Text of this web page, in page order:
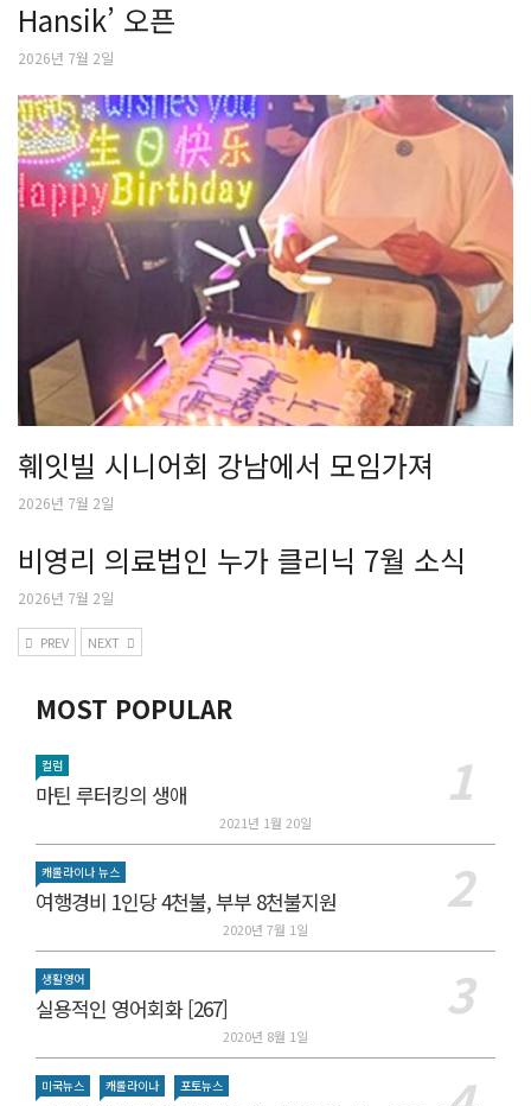
Hansik’ 오픈
2026년 7월 2일
훼잇빌 시니어회 강남에서 모임가져
2026년 7월 2일
비영리 의료법인 누가 클리닉 7월 소식
2026년 7월 2일
PREV NEXT
MOST POPULAR
컬럼
마틴 루터킹의 생애
2021년 1월 20일
캐롤라이나 뉴스
여행경비 1인당 4천불, 부부 8천불지원
2020년 7월 1일
생활영어
실용적인 영어회화 [267]
2020년 8월 1일
미국뉴스 캐롤라이나 포토뉴스